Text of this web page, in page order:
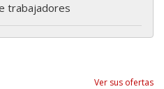
trabajadores
Ver sus ofertas